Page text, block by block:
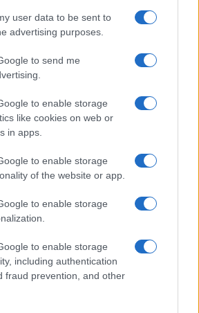
user data to be sent to
advertising purposes.
to send me
to enable storage
like cookies on web or
in apps.
to enable storage
of the website or app.
to enable storage
to enable storage
including authentication
fraud prevention, and other
ospita la grande sfida della vela
2026
all’aeroporto di Olbia, sequestrati
di estetica medicale avanzata
conquista Palau: grande
per il suo racconto